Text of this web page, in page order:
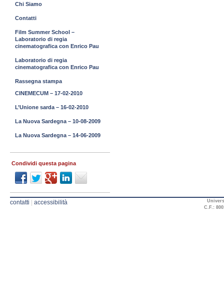
Chi Siamo
Contatti
Film Summer School –
Laboratorio di regia
cinematografica con Enrico Pau
Laboratorio di regia
cinematografica con Enrico Pau
Rassegna stampa
CINEMECUM – 17-02-2010
L’Unione sarda – 16-02-2010
La Nuova Sardegna – 10-08-2009
La Nuova Sardegna – 14-06-2009
Condividi questa pagina
contatti | accessibilità
C.F.: